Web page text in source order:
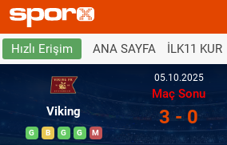
Hızlı Erişim ANA SAYFA İLK11 KUR
Viking
G B G G M
05.10.2025
Maç Sonu
3 - 0